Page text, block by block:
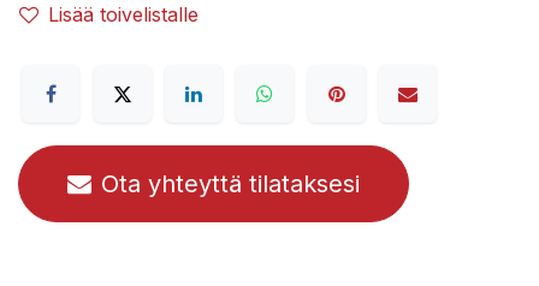
Lisää toivelistalle
Ota yhteyttä tilataksesi